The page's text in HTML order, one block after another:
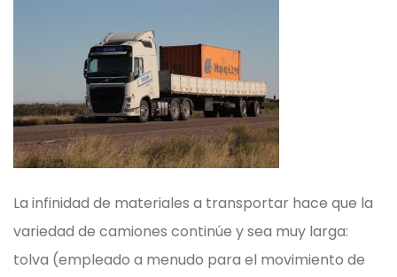
La infinidad de materiales a transportar hace que la
variedad de camiones continúe y sea muy larga:
tolva (empleado a menudo para el movimiento de